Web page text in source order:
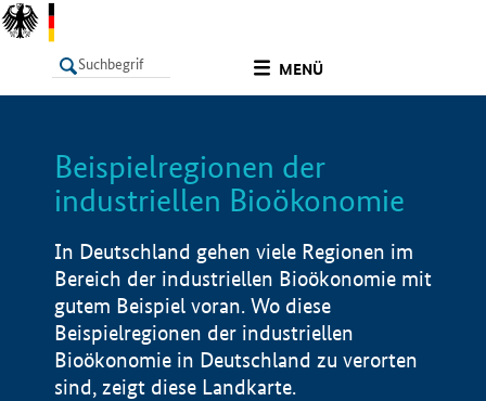
MENÜ
LISTE
Beispielregionen der
industriellen Bioökonomie
In Deutschland gehen viele Regionen im
Bereich der industriellen Bioökonomie mit
gutem Beispiel voran. Wo diese
Beispielregionen der industriellen
Bioökonomie in Deutschland zu verorten
sind, zeigt diese Landkarte.